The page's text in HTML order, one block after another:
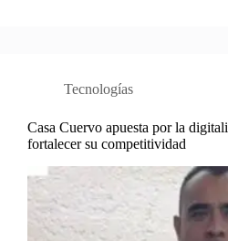
Tecnologías
Casa Cuervo apuesta por la
fortalecer su competitividad